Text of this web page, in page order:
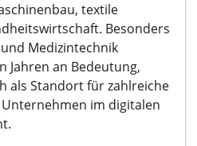
textile
Besonders
Medizintechnik
Jahren an Bedeutung,
als Standort für zahlreiche
im digitalen